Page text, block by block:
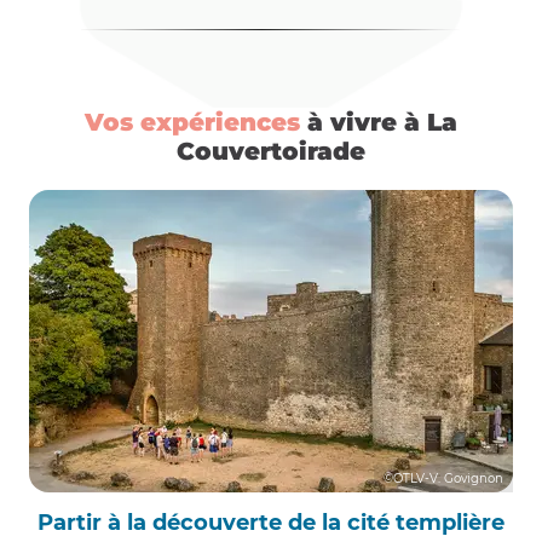
Vos expériences à vivre à La
Couvertoirade
©OTLV-V. Govignon
Partir à la découverte de la cité templière